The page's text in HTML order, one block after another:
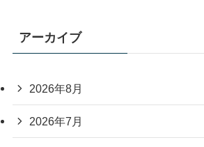
アーカイブ
2026年8月
2026年7月